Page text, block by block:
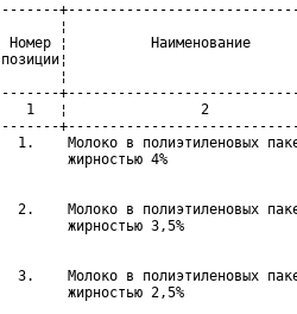
-------
¦
Номер ¦          Наименование
позиции¦
¦
-------
1   ¦                2
-------
1.    Молоко в полиэтиленовых
2.    Молоко в полиэтиленовых
3.    Молоко в полиэтиленовых